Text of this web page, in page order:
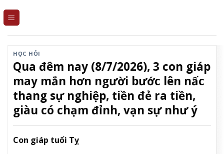
HỌC HỎI
Qua đêm nay (8/7/2026), 3 con giáp
may mắn hơn người bước lên nấc
thang sự nghiệp, tiền đẻ ra tiền,
giàu có chạm đỉnh, vạn sự như ý
Con giáp tuổi Tỵ